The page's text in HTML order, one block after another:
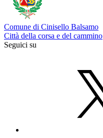
Comune di Cinisello Balsamo
Città della corsa e del cammino
Seguici su